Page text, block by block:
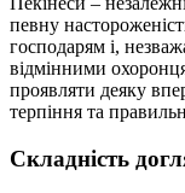
певну
господарям і,
відмінними
проявляти деяку
терпіння та
Складність